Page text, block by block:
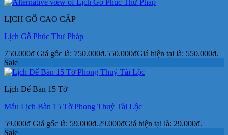
LỊCH GỖ CAO CẤP
Lịch Gỗ Phúc Thư Pháp
750.000₫ Giá gốc là: 750.000₫.550.000₫Giá hiện tại là: 550.000₫.
Sale
Lịch Để Bàn 15 Tờ
Mẫu Lịch Bàn 15 Tờ Phong Thuỷ Tài Lộc
59.000₫ Giá gốc là: 59.000₫.29.000₫Giá hiện tại là: 29.000₫.
Sale